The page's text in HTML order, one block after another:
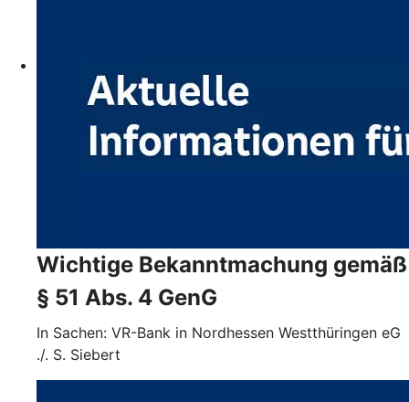
Wichtige Bekanntmachung gemäß
§ 51 Abs. 4 GenG
In Sachen: VR-Bank in Nordhessen Westthüringen eG
./. S. Siebert